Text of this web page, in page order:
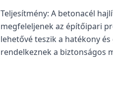
Teljesítmény: A betonacél
megfeleljenek az építőipari
lehetővé teszik a hatékony
rendelkeznek a biztonságos